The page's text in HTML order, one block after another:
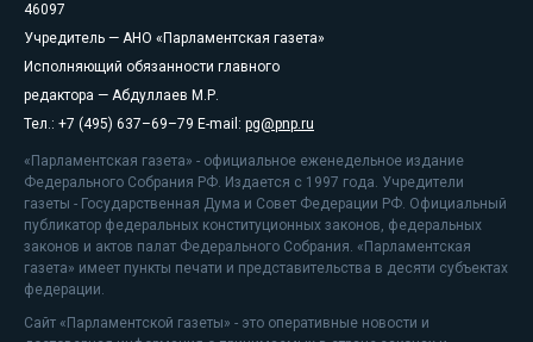
46097
Учредитель — АНО «Парламентская газета»
Исполняющий обязанности главного
редактора — Абдуллаев М.Р.
Тел.: +7 (495) 637–69–79 E-mail: pg@pnp.ru
«Парламентская газета» - официальное еженедельное издание
Федерального Собрания РФ. Издается с 1997 года. Учредители
газеты - Государственная Дума и Совет Федерации РФ. Официальный
публикатор федеральных конституционных законов, федеральных
законов и актов палат Федерального Собрания. «Парламентская
газета» имеет пункты печати и представительства в десяти субъектах
федерации.
Сайт «Парламентской газеты» - это оперативные новости и